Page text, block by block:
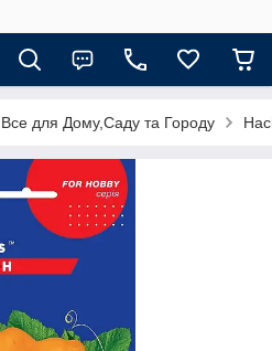
Все для Дому,Саду та Городу